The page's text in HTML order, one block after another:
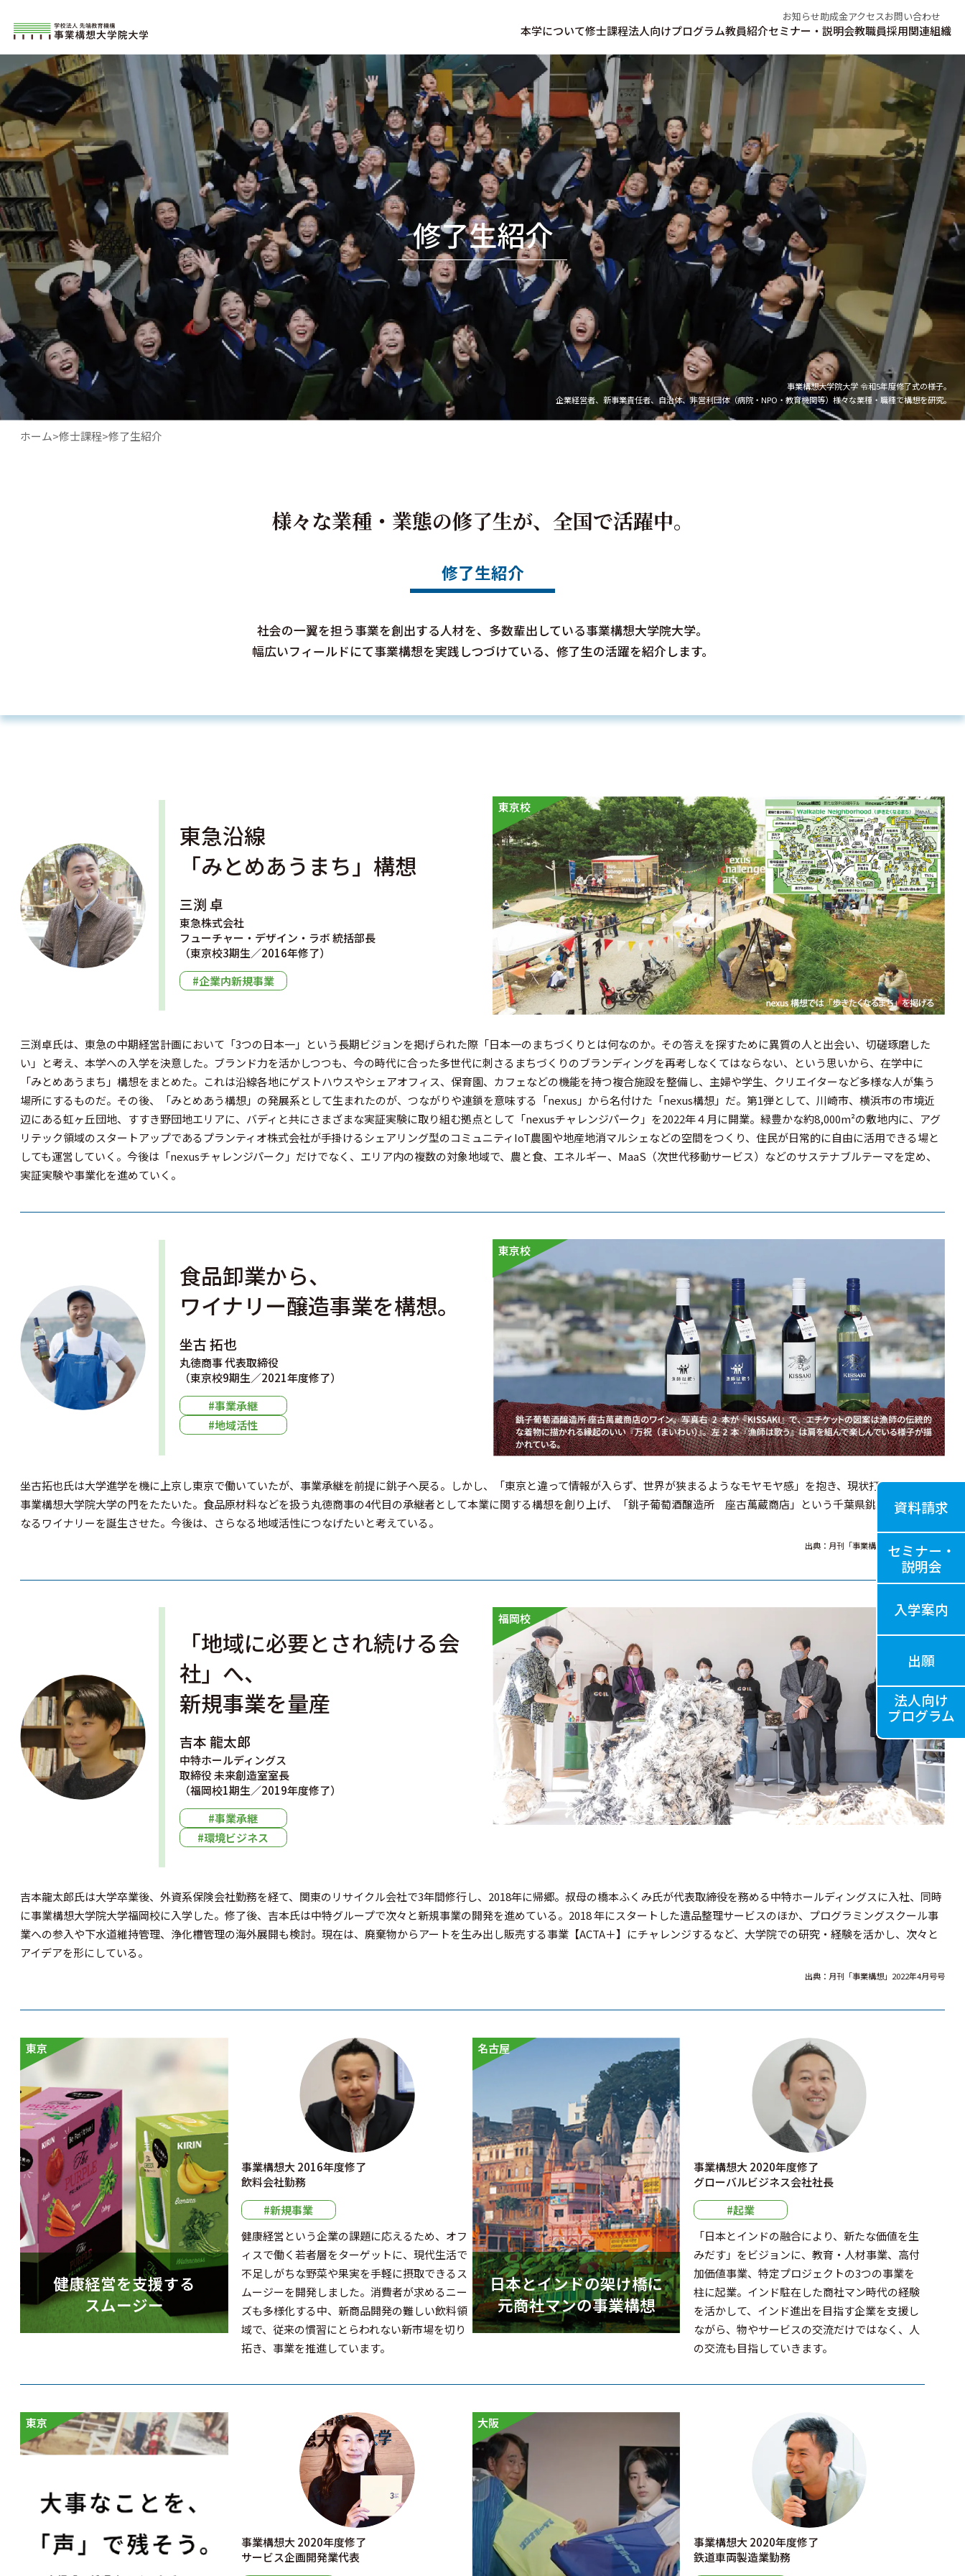
本学について修士課程法人向けプログラム教員紹介セミナー・説明会教職員採用関連組織
お知らせ助成金アクセスお問い合わせ
修了生紹介
事業構想大学院大学 令和5年度修了式の様子。
企業経営者、新事業責任者、自治体、非営利団体（病院・NPO・教育機関等）様々な業種・職種で構想を研究。
ホーム 修士課程 修了生紹介
様々な業種・業態の修了生が、 全国で活躍中。
修了生紹介
社会の一翼を担う事業を創出する人材を、多数輩出している事業構想大学院大学。
幅広いフィールドにて事業構想を実践しつづけている、修了生の活躍を紹介します。
東急沿線
「みとめあうまち」構想
三渕 卓
東急株式会社
フューチャー・デザイン・ラボ 統括部長
（東京校3期生／2016年修了）
#企業内新規事業
東京校
三渕卓氏は、​東急の中期経営計画において「3つの日本一」という長期ビジョンを掲げられた際「日本一のまちづくりとは何なのか。その答えを探すために異質の人と出会い、切磋琢磨した
い」と考え、本学への​入学を決意した。ブランド力を活かしつつも、今の時代に合った多世代に刺さるまちづくりのブランディングを再考しなくてはならない、という思いから、在学中に
「みとめあうまち」構想をまとめた。これは沿線各地にゲストハウスやシェアオフィス、保育園、カフェなどの機能を持つ複合施設を整備し、主婦や学生、クリエイターなど多様な人が集う
場所にするものだ。その後、「みとめあう構想」の発展系として生まれたのが、つながりや連鎖を意味する「nexus」から名付けた「nexus構想」だ。第1弾として、川崎市、横浜市の市境近
辺にある虹ヶ丘団地、すすき野団地エリアに、バディと共にさまざまな実証実験に取り組む拠点として「nexusチャレンジパーク」を2022年４月に開業。緑豊かな約8,000m²の敷地内に、アグ
リテック領域のスタートアップであるプランティオ株式会社が手掛けるシェアリング型のコミュニティIoT農園や地産地消マルシェなどの空間をつくり、住民が日常的に自由に活用できる場と
しても運営していく。今後は「nexusチャレンジパーク」だけでなく、エリア内の複数の対象地域で、農と食、エネルギー、MaaS（次世代移動サービス）などのサステナブルテーマを定め、
実証実験や事業化を進めていく。
食品卸業から、
ワイナリー醸造事業を構想。
坐古 拓也
丸徳商事 代表取締役
（東京校9期生／2021年度修了）
#事業承継
#地域活性
東京校
坐古拓也氏は大学進学を機に上京し東京で働いていたが、事業承継を前提に銚子へ戻る。しかし、「東京と違って情報が入らず、世界が狭まるようなモヤモヤ感」を抱き、現状打破のために、
事業構想大学院大学の門をたたいた。食品原材料などを扱う丸徳商事の4代目の承継者として本業に関する構想を創り上げ、「銚子葡萄酒醸造所 座古萬蔵商店」という千葉県銚子市初めてと
なるワイナリーを誕生させた。今後は、さらなる地域活性につなげたいと考えている。
出典：月刊「事業構想」2024年7月号号
「地域に必要とされ続ける会
社」へ、
新規事業を量産
吉本 龍太郎
中特ホールディングス
取締役 未来創造室室長
（福岡校1期生／2019年度修了）
#事業承継
#環境ビジネス
福岡校
吉本龍太郎氏は大学卒業後、外資系保険会社勤務を経て、関東のリサイクル会社で3年間修行し、2018年に帰郷。叔母の橋本ふくみ氏が代表取締役を務める中特ホールディングスに入社、同時
に事業構想大学院大学福岡校に入学した。修了後、吉本氏は中特グループで次々と新規事業の開発を進めている。2018 年にスタートした遺品整理サービスのほか、プログラミングスクール事
業への参入や下水道維持管理、浄化槽管理の海外展開も検討。現在は、廃棄物からアートを生み出し販売する事業【ACTA＋】にチャレンジするなど、大学院での研究・経験を活かし、次々と
アイデアを形にしている。
出典：月刊「事業構想」2022年4月号号
健康経営を支援する
スムージー
東京
事業構想大 2016年度修了
飲料会社勤務
#新規事業
健康経営という企業の課題に応えるため、オフ
ィスで働く若者層をターゲットに、現代生活で
不足しがちな野菜や果実を手軽に摂取できるス
ムージーを開発しました。消費者が求めるニー
ズも多様化する中、新商品開発の難しい飲料領
域で、従来の慣習にとらわれない新市場を切り
拓き、事業を推進しています。
日本とインドの架け橋に
元商社マンの事業構想
名古屋
事業構想大 2020年度修了
グローバルビジネス会社社長
#起業
「日本とインドの融合により、新たな価値を生
みだす」をビジョンに、教育・人材事業、高付
加価値事業、特定プロジェクトの3つの事業を
柱に起業。インド駐在した商社マン時代の経験
を活かして、インド進出を目指す企業を支援し
ながら、物やサービスの交流だけではなく、人
の交流も目指していきます。
東京
事業構想大 2020年度修了
サービス企画開発業代表
大阪
事業構想大 2020年度修了
鉄道車両製造業勤務
資料請求
セミナー・
説明会
入学案内
出願
法人向け
プログラム